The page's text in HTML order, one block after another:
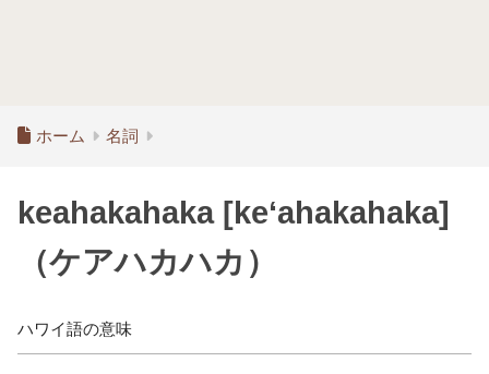
ホーム 名詞
keahakahaka [ke‘ahakahaka]
（ケアハカハカ）
ハワイ語の意味